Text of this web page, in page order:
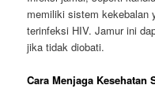
memiliki sistem kekebalan
terinfeksi HIV. Jamur ini
jika tidak diobati.
Cara Menjaga Kesehatan